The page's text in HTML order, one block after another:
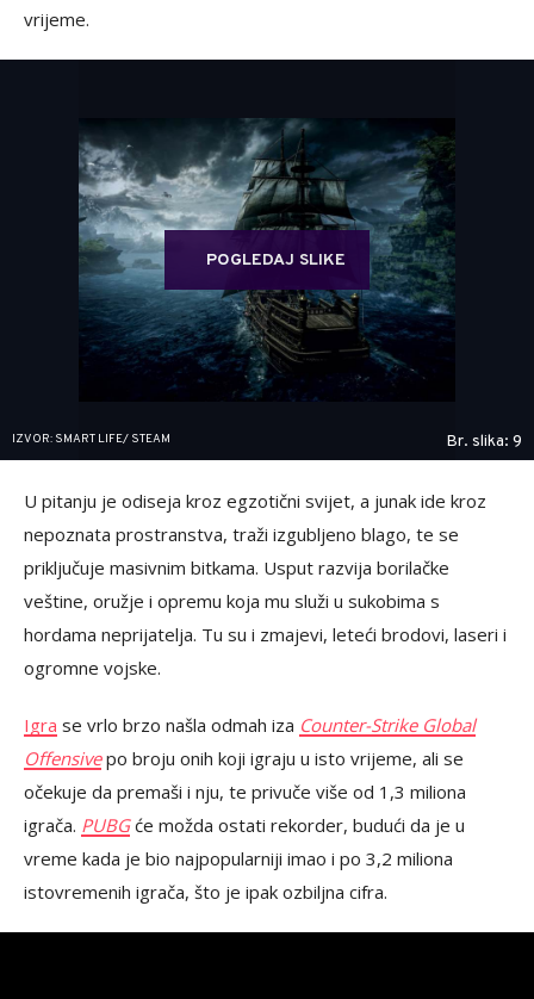
vrijeme.
POGLEDAJ SLIKE
IZVOR: SMART LIFE/ STEAM Br. slika: 9
U pitanju je odiseja kroz egzotični svijet, a junak ide kroz
nepoznata prostranstva, traži izgubljeno blago, te se
priključuje masivnim bitkama. Usput razvija borilačke
veštine, oružje i opremu koja mu služi u sukobima s
hordama neprijatelja. Tu su i zmajevi, leteći brodovi, laseri i
ogromne vojske.
Igra se vrlo brzo našla odmah iza Counter-Strike Global
Offensivepo broju onih koji igraju u isto vrijeme, ali se
očekuje da premaši i nju, te privuče više od 1,3 miliona
igrača. PUBGće možda ostati rekorder, budući da je u
vreme kada je bio najpopularniji imao i po 3,2 miliona
istovremenih igrača, što je ipak ozbiljna cifra.